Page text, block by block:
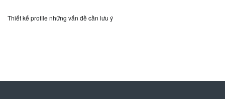
Thiết kế profile những vấn đề cần lưu ý